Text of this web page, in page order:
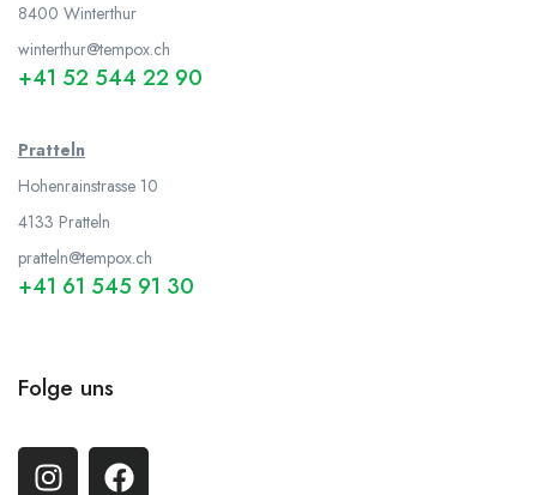
8400 Winterthur
winterthur@tempox.ch
+41 52 544 22 90
Pratteln
Hohenrainstrasse 10
4133 Pratteln
pratteln@tempox.ch
+41 61 545 91 30
Folge uns